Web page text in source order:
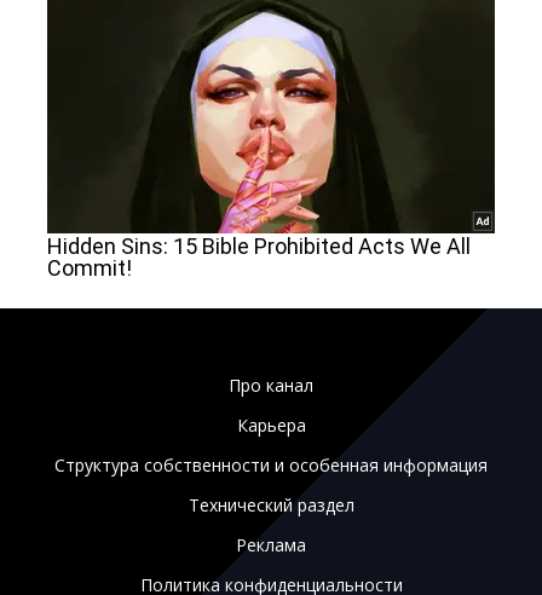
Про канал
Карьера
Структура собственности и особенная информация
Технический раздел
Реклама
Политика конфиденциальности